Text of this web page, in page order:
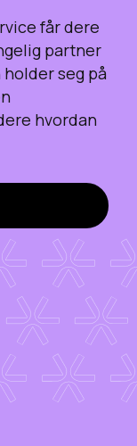
får dere
partner
seg på
hvordan